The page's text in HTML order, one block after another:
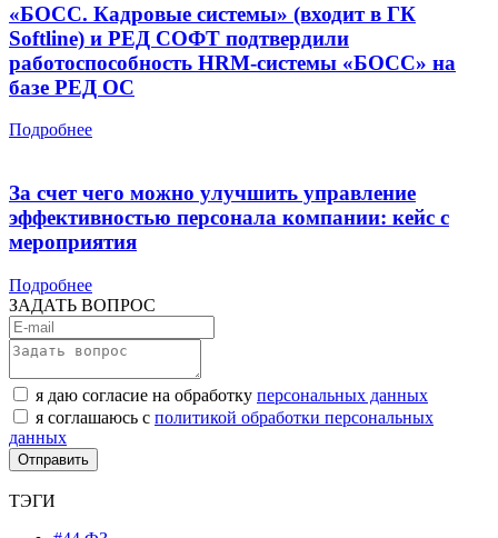
«БОСС. Кадровые системы» (входит в ГК
Softline) и РЕД СОФТ подтвердили
работоспособность HRM-системы «БОСС» на
базе РЕД ОС
Подробнее
За счет чего можно улучшить управление
эффективностью персонала компании: кейс с
мероприятия
Подробнее
ЗАДАТЬ ВОПРОС
я даю согласие на обработку персональных данных
я соглашаюсь с политикой обработки персональных
данных
ТЭГИ